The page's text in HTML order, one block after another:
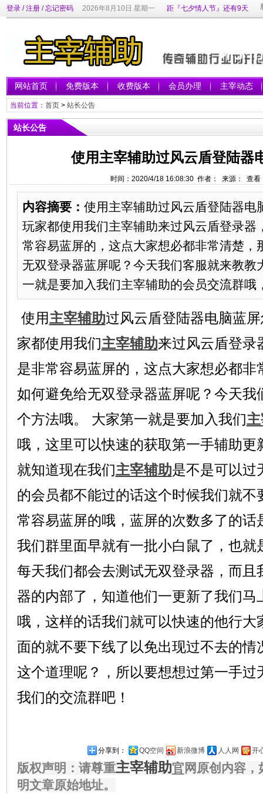
登录/注册/忘记密码 2026年8月10日 星期一 距『七夕情人节』还有9天
网站首页 免费版本 收费版本 会员办理 主宰动态
当前位置： 首页> 站长公告
站长公告
使用主宰辅助过风云盾登陆器
时间：2020/4/18 16:08:30 作者： 来源： 查看
内容摘要： 使用主宰辅助过风云盾登陆器电
玩家都使用我们主宰辅助来过风云盾登录器
常容易蓝屏的，这点大家想必都非常清楚，
无双登录器蓝屏呢？今天我们客服就来教教
一就是要加入我们主宰辅助的会员交流群哦
使用主宰辅助过风云盾登陆器电脑蓝
家都使用我们主宰辅助来过风云盾登录
是非常容易蓝屏的，这点大家想必都非
如何避免给无双登录器蓝屏呢？今天我
个方法哦。 大家第一就是要加入我们
哦，这里可以快速的获取第一手辅助更
就知道现在我们主宰辅助是不是可以过
的会员都不能过的话这个时候我们就不
常容易蓝屏的哦，蓝屏的次数多了的话
我们群里面早就有一批小白鼠了，也就
每天我们都会去测试无双登录器，而且
器的内部了，知道他们一更新了我们马
哦，这样的话我们就可以快速的他行大
面的就不要下线了以免出现过不去的情
这个道理呢？，所以要想想过第一手过
我们的交流群吧！
分享到： QQ空间 新浪微博 人人网 开
版权声明：请尊重主宰辅助官 网原创内容
明文章原始地址。